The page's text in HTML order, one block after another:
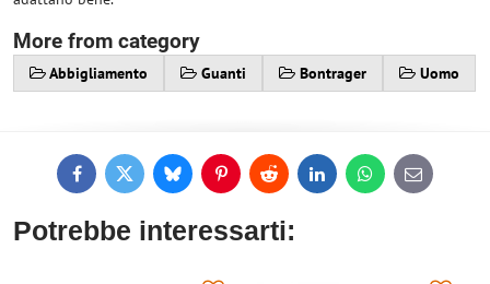
More from category
Abbigliamento Guanti Bontrager Uomo
FacebookTwitterBlueskyPinterestReddit LinkedInWhatsApp
E-
mail
Potrebbe interessarti: